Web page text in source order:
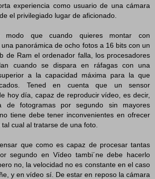
experiencia como usuario de una cámara
el privilegiado lugar de aficionado.
modo que cuando quieres montar con
panorámica de ocho fotos a 16 bits con un
de Ram el ordenador falla, los procesadores
cuando se dispara en ráfagas con una
a la capacidad máxima para la que
Tened en cuenta que un sensor
hoy día, capaz de reproducir vídeo, es decir,
de fotogramas por segundo sin mayores
tiene debe tener inconvenientes en ofrecer
cual al tratarse de una foto.
que como es capaz de procesar tantas
segundo en Vídeo tambi´ne debe hacerlo
no, la velocidad no es constante en el caso
y en vídeo sí. De estar en reposo la cámara